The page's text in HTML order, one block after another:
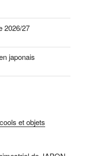
2026/27
japonais
et objets